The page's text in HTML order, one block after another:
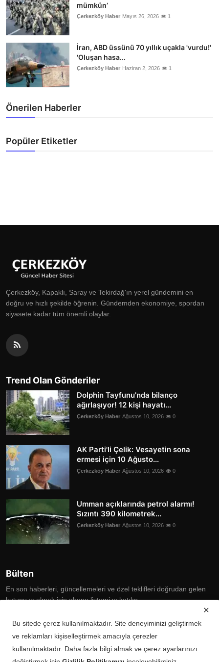
mümkün’
Çerkezköy Haber Mayıs 26, 2026 1
İran, ABD üssünü 70 yıllık uçakla 'vurdu!'
'Oluşan hasa...
Çerkezköy Haber Haziran 2, 2026 1
Önerilen Haberler
Popüler Etiketler
Çerkezköy, Kapaklı, Saray ve Tekirdağ'ın yerel gündemini en
doğru ve hızlı şekilde öğrenin. Gündemden ekonomiye, spordan
siyasete kadar tüm önemli olaylar.
Trend Olan Gönderiler
Dolphin Tayfunu'nda bilanço
ağırlaşıyor! 12 kişi hayatı...
Çerkezköy Haber Ağustos 10, 2026 0
AK Parti'li Çelik: Vesayetin sona
ermesi için 10 Ağusto...
Çerkezköy Haber Ağustos 10, 2026 0
Umman açıklarında petrol alarmı!
Sızıntı 390 kilometrek...
Çerkezköy Haber Ağustos 10, 2026 0
Bülten
En son haberleri, güncellemeleri ve özel teklifleri doğrudan gelen
kutunuza almak için abone listemize katılın
Subscribe
Bu sitede çerez kullanılmaktadır. Site deneyiminizi geliştirmek
ve reklamları kişiselleştirmek amacıyla çerezler
kullanılmaktadır. Daha fazla bilgi almak ve çerez ayarlarınızı